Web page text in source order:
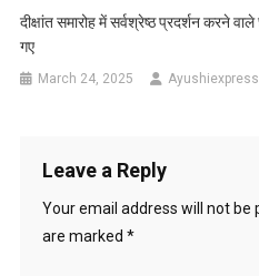
दीक्षांत समारोह में सर्वश्रेष्ठ प्रदर्शन करने
गए
March 24, 2025
Leave a Reply
Your email address will not be
are marked *